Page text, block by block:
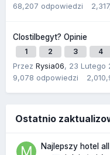
68,207 odpowiedzi
Clostilbegyt? Opinie
1 2 3 4
Przez Rysia06, 23 Lutego
9,078 odpowiedzi
Ostatnio
Najlepszy hotel